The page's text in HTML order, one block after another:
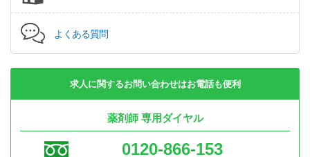
よくある質問
求人に関するお問い合わせはお電話も便利
薬剤師 専用ダイヤル
0120-866-153